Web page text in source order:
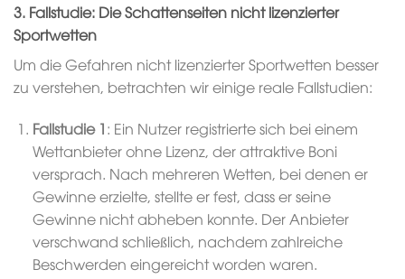
3. Fallstudie: Die Schattenseiten nicht lizenzierter
Sportwetten
Um die Gefahren nicht lizenzierter Sportwetten besser
zu verstehen, betrachten wir einige reale Fallstudien:
Fallstudie 1: Ein Nutzer registrierte sich bei einem
Wettanbieter ohne Lizenz, der attraktive Boni
versprach. Nach mehreren Wetten, bei denen er
Gewinne erzielte, stellte er fest, dass er seine
Gewinne nicht abheben konnte. Der Anbieter
verschwand schließlich, nachdem zahlreiche
Beschwerden eingereicht worden waren.